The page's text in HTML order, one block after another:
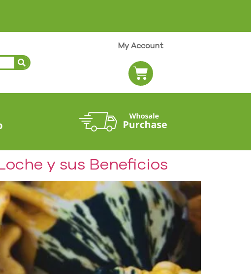
My Account
y sus Beneficios